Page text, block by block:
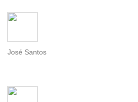
José Santos